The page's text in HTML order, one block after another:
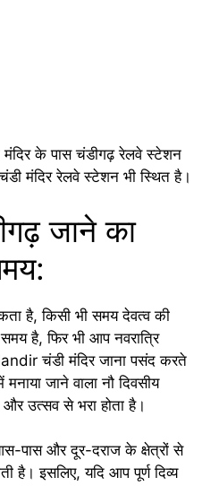
मंदिर के पास चंडीगढ़ रेलवे स्टेशन
मंदिर रेलवे स्टेशन भी स्थित है।
जाने का
है, किसी भी समय देवत्व की
है, फिर भी आप नवरात्रि
चंडी मंदिर जाना पसंद करते
जाने वाला नौ दिवसीय
और उत्सव से भरा होता है।
पास और दूर-दराज के क्षेत्रों से
है। इसलिए, यदि आप पूर्ण दिव्य